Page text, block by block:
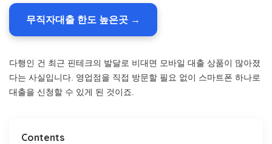
무직자대출 한도 높은곳 →
다행인 건 최근 핀테크의 발달로 비대면 모바일 대출 상품이 많아졌
다는 사실입니다. 영업점을 직접 방문할 필요 없이 스마트폰 하나로
대출을 신청할 수 있게 된 것이죠.
Contents